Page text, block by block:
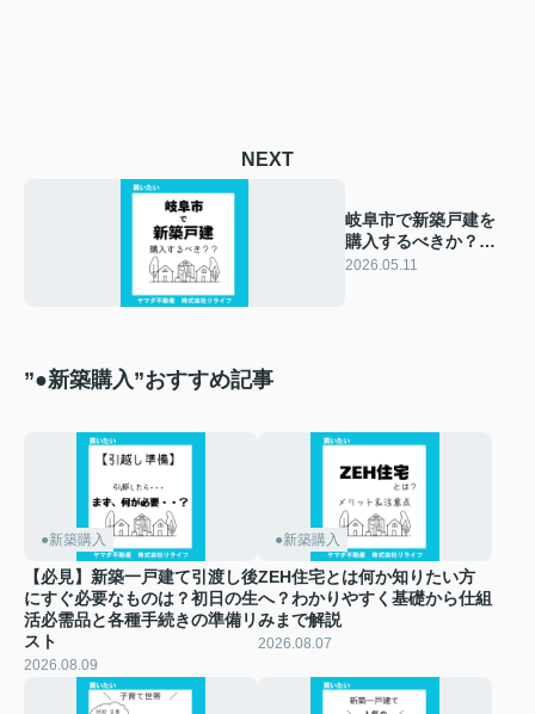
NEXT
岐阜市で新築戸建を
購入するべきか？メ
リットを整理して失
2026.05.11
”●新築購入”おすすめ記事
●新築購入
【必見】新築一戸建て引渡し後
にすぐ必要なものは？初日の生
活必需品と各種手続きの準備リ
スト
2026.08.09
●新築購入
ZEH住宅とは何か知りたい方
へ？わかりやすく基礎から仕組
みまで解説
2026.08.07